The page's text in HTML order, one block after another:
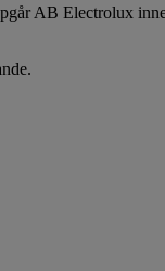
AB Electrolux